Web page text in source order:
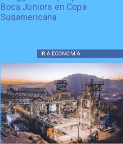
Boca Juniors en Copa
Sudamericana
IR A ECONOMÍA